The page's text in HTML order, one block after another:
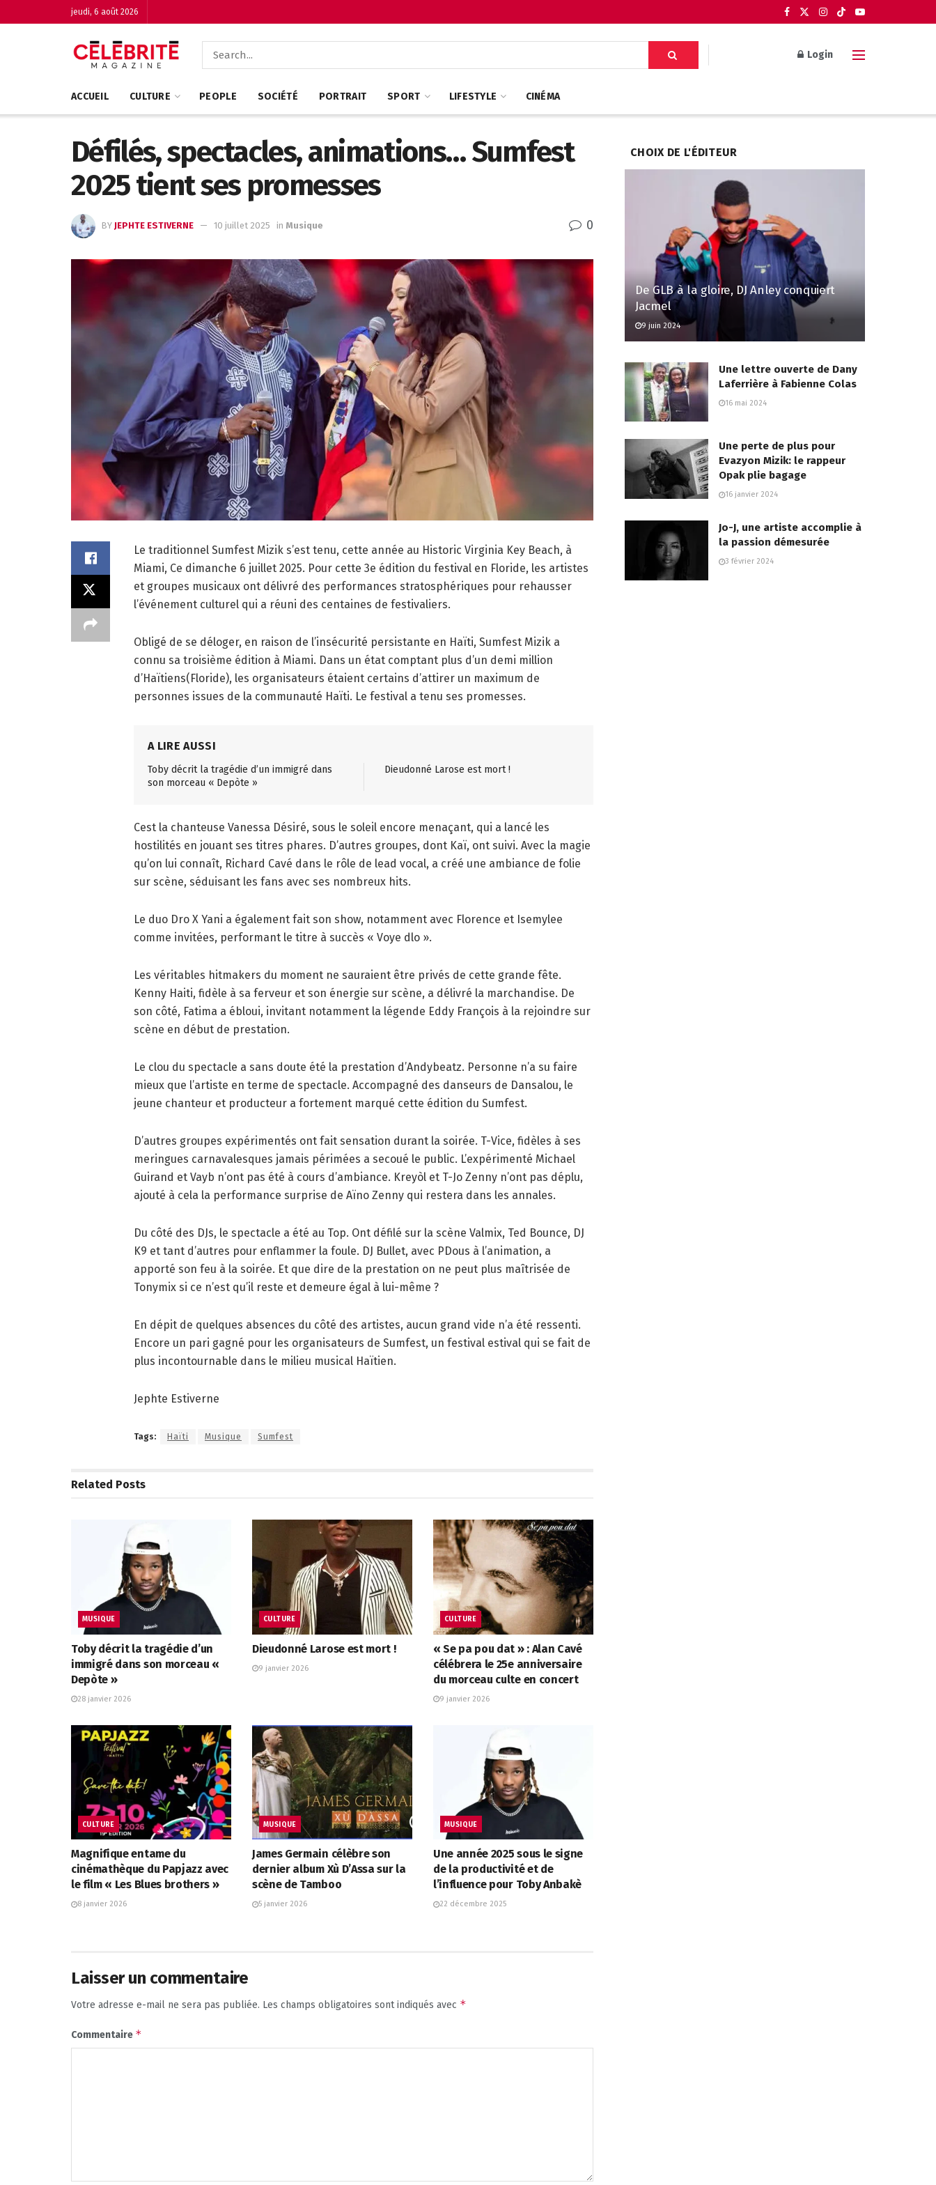
jeudi, 6 août 2026
Login
ACCUEIL CULTURE PEOPLE SOCIÉTÉ PORTRAIT SPORT LIFESTYLE CINÉMA
Défilés, spectacles, animations… Sumfest
2025 tient ses promesses
BY JEPHTE ESTIVERNE 10 juillet 2025 in Musique 0
Le traditionnel Sumfest Mizik s’est tenu, cette année au Historic Virginia Key Beach, à
Miami, Ce dimanche 6 juillet 2025. Pour cette 3e édition du festival en Floride, les artistes
et groupes musicaux ont délivré des performances stratosphériques pour rehausser
l’événement culturel qui a réuni des centaines de festivaliers.
Obligé de se déloger, en raison de l’insécurité persistante en Haïti, Sumfest Mizik a
connu sa troisième édition à Miami. Dans un état comptant plus d’un demi million
d’Haïtiens(Floride), les organisateurs étaient certains d’attirer un maximum de
personnes issues de la communauté Haïti. Le festival a tenu ses promesses.
A LIRE AUSSI
Toby décrit la tragédie d’un immigré dans
son morceau « Depòte »
Dieudonné Larose est mort !
Cest la chanteuse Vanessa Désiré, sous le soleil encore menaçant, qui a lancé les
hostilités en jouant ses titres phares. D’autres groupes, dont Kaï, ont suivi. Avec la magie
qu’on lui connaît, Richard Cavé dans le rôle de lead vocal, a créé une ambiance de folie
sur scène, séduisant les fans avec ses nombreux hits.
Le duo Dro X Yani a également fait son show, notamment avec Florence et Isemylee
comme invitées, performant le titre à succès « Voye dlo ».
Les véritables hitmakers du moment ne sauraient être privés de cette grande fête.
Kenny Haiti, fidèle à sa ferveur et son énergie sur scène, a délivré la marchandise. De
son côté, Fatima a ébloui, invitant notamment la légende Eddy François à la rejoindre sur
scène en début de prestation.
Le clou du spectacle a sans doute été la prestation d’Andybeatz. Personne n’a su faire
mieux que l’artiste en terme de spectacle. Accompagné des danseurs de Dansalou, le
jeune chanteur et producteur a fortement marqué cette édition du Sumfest.
D’autres groupes expérimentés ont fait sensation durant la soirée. T-Vice, fidèles à ses
meringues carnavalesques jamais périmées a secoué le public. L’expérimenté Michael
Guirand et Vayb n’ont pas été à cours d’ambiance. Kreyòl et T-Jo Zenny n’ont pas déplu,
ajouté à cela la performance surprise de Aïno Zenny qui restera dans les annales.
Du côté des DJs, le spectacle a été au Top. Ont défilé sur la scène Valmix, Ted Bounce, DJ
K9 et tant d’autres pour enflammer la foule. DJ Bullet, avec PDous à l’animation, a
apporté son feu à la soirée. Et que dire de la prestation on ne peut plus maîtrisée de
Tonymix si ce n’est qu’il reste et demeure égal à lui-même ?
En dépit de quelques absences du côté des artistes, aucun grand vide n’a été ressenti.
Encore un pari gagné pour les organisateurs de Sumfest, un festival estival qui se fait de
plus incontournable dans le milieu musical Haïtien.
Jephte Estiverne
Tags: Haïti Musique Sumfest
Related Posts
MUSIQUE
Toby décrit la tragédie d’un
immigré dans son morceau «
Depòte »
28 janvier 2026
CULTURE
Dieudonné Larose est mort !
9 janvier 2026
CULTURE
« Se pa pou dat » : Alan Cavé
célébrera le 25e anniversaire
du morceau culte en concert
9 janvier 2026
CULTURE
Magnifique entame du
cinémathèque du Papjazz avec
le film « Les Blues brothers »
8 janvier 2026
MUSIQUE
James Germain célèbre son
dernier album Xù D’Assa sur la
scène de Tamboo
5 janvier 2026
MUSIQUE
Une année 2025 sous le signe
de la productivité et de
l’influence pour Toby Anbakè
22 décembre 2025
Laisser un commentaire
Votre adresse e-mail ne sera pas publiée. Les champs obligatoires sont indiqués avec *
Commentaire *
CHOIX DE L'ÉDITEUR
De GLB à la gloire, DJ Anley conquiert
Jacmel
9 juin 2024
Une lettre ouverte de Dany
Laferrière à Fabienne Colas
16 mai 2024
Une perte de plus pour
Evazyon Mizik: le rappeur
Opak plie bagage
16 janvier 2024
Jo-J, une artiste accomplie à
la passion démesurée
3 février 2024